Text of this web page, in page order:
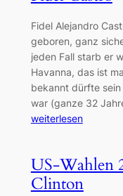
Fidel Alejandro
geboren, ganz
jeden Fall starb er
Havanna, das ist
bekannt dürfte
war (ganze 32
weiterlesen
US-Wahlen
Clinton